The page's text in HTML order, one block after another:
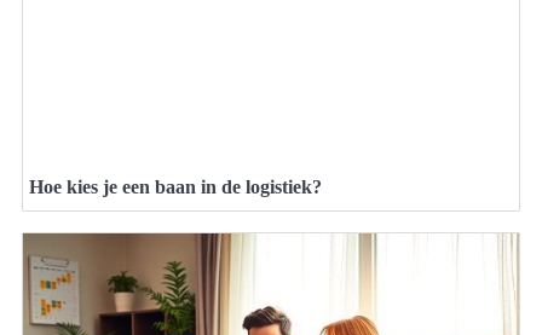
Hoe kies je een baan in de logistiek?